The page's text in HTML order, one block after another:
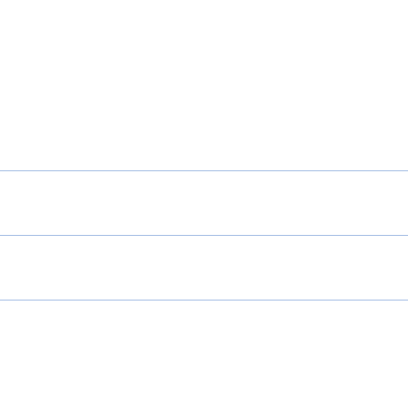
riempitivo istantaneo.
di riempire le sopracciglia con un unico
naturale.